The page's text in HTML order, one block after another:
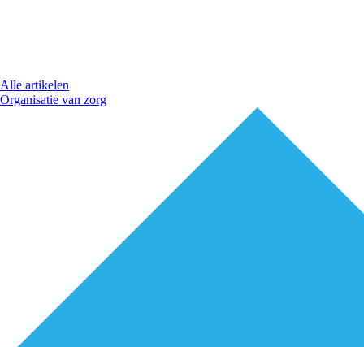
Alle artikelen
Organisatie van zorg